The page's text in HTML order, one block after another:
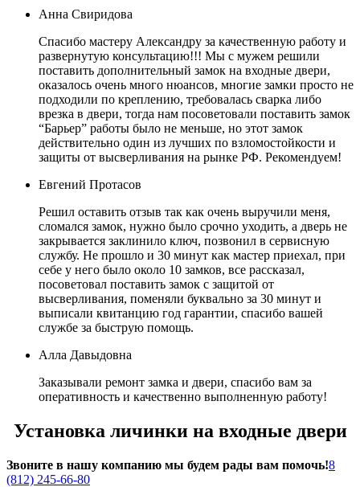
Анна Свиридова
Спасибо мастеру Александру за качественную работу и
развернутую консультацию!!! Мы с мужем решили
поставить дополнительный замок на входные двери,
оказалось очень много нюансов, многие замки просто не
подходили по креплению, требовалась сварка либо
врезка в двери, тогда нам посоветовали поставить замок
“Барьер” работы было не меньше, но этот замок
действительно один из лучших по взломостойкости и
защиты от высверливания на рынке РФ. Рекомендуем!
Евгений Протасов
Решил оставить отзыв так как очень выручили меня,
сломался замок, нужно было срочно уходить, а дверь не
закрывается заклинило ключ, позвонил в сервисную
службу. Не прошло и 30 минут как мастер приехал, при
себе у него было около 10 замков, все рассказал,
посоветовал поставить замок с защитой от
высверливания, поменяли буквально за 30 минут и
выписали квитанцию год гарантии, спасибо вашей
службе за быструю помощь.
Алла Давыдовна
Заказывали ремонт замка и двери, спасибо вам за
оперативность и качественно выполненную работу!
Установка личинки на входные двери
Звоните в нашу компанию мы будем рады вам помочь!8
(812) 245-66-80